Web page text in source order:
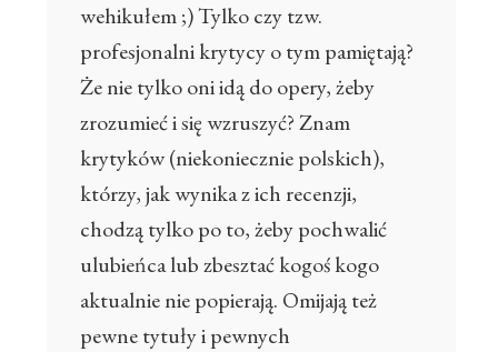
wehikułem ;) Tylko czy tzw.
profesjonalni krytycy o tym pamiętają?
Że nie tylko oni idą do opery, żeby
zrozumieć i się wzruszyć? Znam
krytyków (niekoniecznie polskich),
którzy, jak wynika z ich recenzji,
chodzą tylko po to, żeby pochwalić
ulubieńca lub zbesztać kogoś kogo
aktualnie nie popierają. Omijają też
pewne tytuły i pewnych